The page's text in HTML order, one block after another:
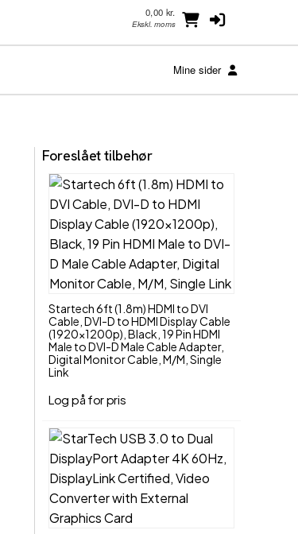
0,00 kr.
Ekskl. moms
Mine sider
Føj til indkøbskurv
Foreslået tilbehør
Startech 6ft (1.8m) HDMI to DVI
Cable, DVI-D to HDMI Display Cable
(1920x1200p), Black, 19 Pin HDMI
Male to DVI-D Male Cable Adapter,
Digital Monitor Cable, M/M, Single
Link
Log på for pris